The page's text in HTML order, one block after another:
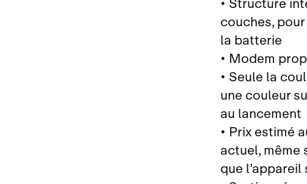
couches,
la batterie
• Modem
• Seule la
une couleur
au lancement
• Prix estimé
actuel, même
que